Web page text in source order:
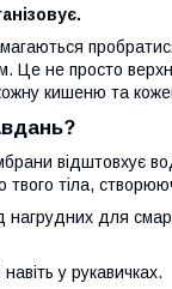
Це не просто
кишеню та
відштовхує
тіла,
нагрудних для
у рукавичках.